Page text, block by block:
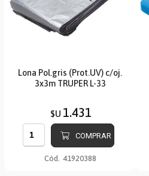
Lona Pol.gris (Prot.UV) c/oj.
3x3m TRUPER L-33
$U 1.431
COMPRAR
Cód. 41920388